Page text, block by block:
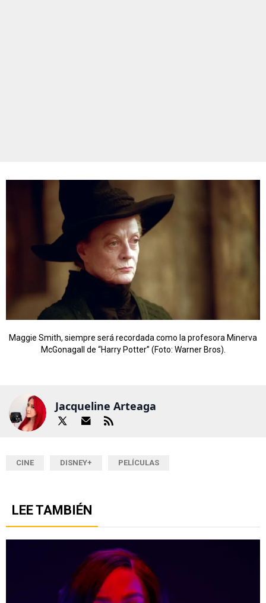
Maggie Smith, siempre será recordada como la profesora Minerva
McGonagall de “Harry Potter” (Foto: Warner Bros).
Jacqueline Arteaga
CINE DISNEY+ PELÍCULAS
LEE TAMBIÉN